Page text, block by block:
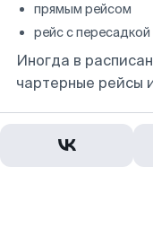
прямым рейсом
рейс с пересадкой
Иногда в
чартерные рейсы